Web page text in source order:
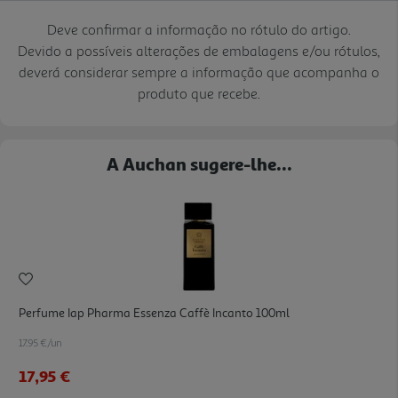
Deve confirmar a informação no rótulo do artigo.
Devido a possíveis alterações de embalagens e/ou rótulos,
deverá considerar sempre a informação que acompanha o
produto que recebe.
A Auchan sugere-lhe...
Perfume Iap Pharma Essenza Caffè Incanto 100ml
17.95 €/un
17,95 €